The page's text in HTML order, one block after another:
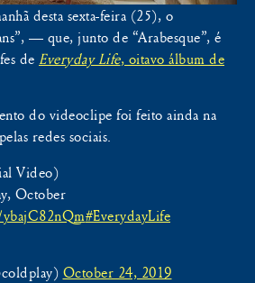
desta sexta-feira (25), o
— que, junto de “Arabesque”, é
de Everyday Life, oitavo álbum de
do videoclipe foi feito ainda na
redes sociais.
Video)
October
#EverydayLife
October 24, 2019